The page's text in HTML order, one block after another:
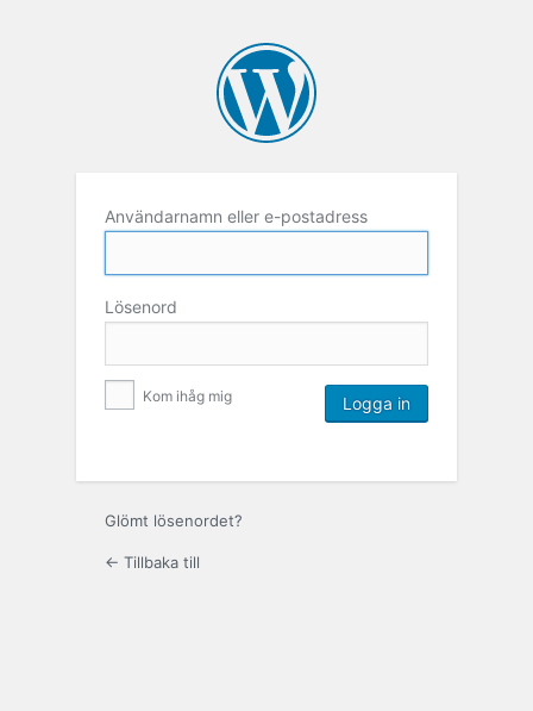
Användarnamn eller e-postadress
Lösenord
Kom ihåg mig
Glömt lösenordet?
← Tillbaka till